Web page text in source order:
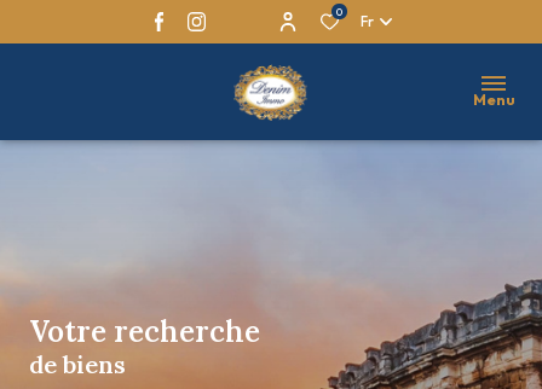
0
Fr
Menu
Votre recherche
de biens